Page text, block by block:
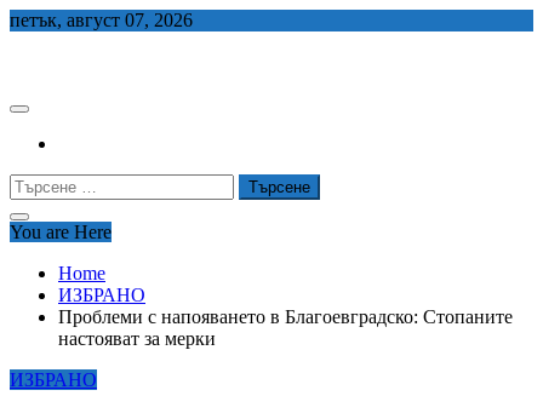
Skip
петък, август 07, 2026
Търсене
за:
You are Here
Home
ИЗБРАНО
Проблеми с напояването в Благоевградско: Стопаните
настояват за мерки
ИЗБРАНО